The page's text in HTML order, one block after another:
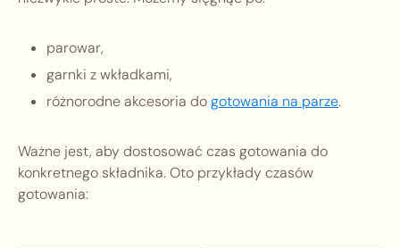
parowar,
garnki z wkładkami,
różnorodne akcesoria dogotowania na parze.
Ważne jest, aby dostosować czas gotowania do
konkretnego składnika. Oto przykłady czasów
gotowania: